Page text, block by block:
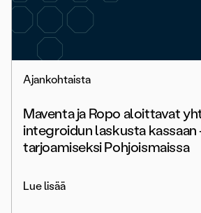
Ajankohtaista
Maventa ja Ropo aloittavat
integroidun laskusta kassaan
tarjoamiseksi Pohjoismaissa
Lue lisää